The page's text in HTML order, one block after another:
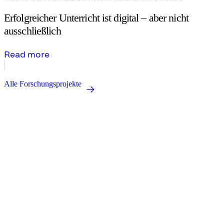
Erfolgreicher Unterricht ist digital – aber nicht
ausschließlich
Read more
Alle Forschungsprojekte